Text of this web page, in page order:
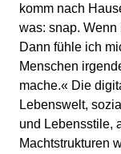
komm nach
was: snap. Wenn
Dann fühle ich
Menschen
mache.« Die
Lebenswelt,
und Lebensstile,
Machtstrukturen